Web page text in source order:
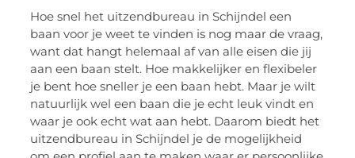
Hoe snel het uitzendbureau in Schijndel een
baan voor je weet te vinden is nog maar de vraag,
want dat hangt helemaal af van alle eisen die jij
aan een baan stelt. Hoe makkelijker en flexibeler
je bent hoe sneller je een baan hebt. Maar je wilt
natuurlijk wel een baan die je echt leuk vindt en
waar je ook echt wat aan hebt. Daarom biedt het
uitzendbureau in Schijndel je de mogelijkheid